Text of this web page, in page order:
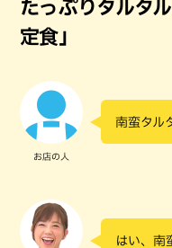
たっぷりタルタ
定食」
お店の人
南蛮タル
はい、南